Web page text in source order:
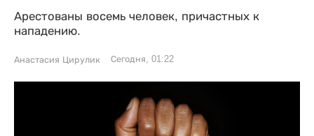
Арестованы восемь человек, причастных к
нападению.
Анастасия Цирулик Сегодня, 01:22